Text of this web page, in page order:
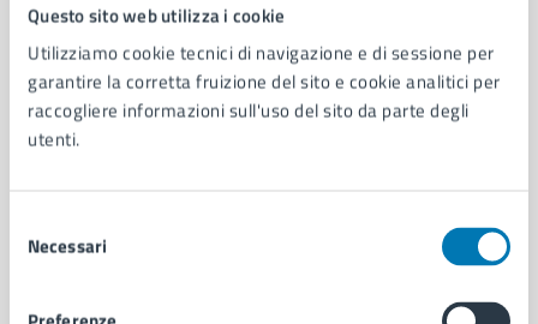
Questo sito web utilizza i cookie
Utilizziamo cookie tecnici di navigazione e di sessione per
garantire la corretta fruizione del sito e cookie analitici per
raccogliere informazioni sull'uso del sito da parte degli
utenti.
delNecessari
Comune di Napoli
AMMINISTRAZIONE
Aree amministrative
Enti e fondazioni
Personale amministrativo